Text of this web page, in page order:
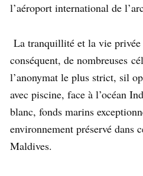
l’aéroport international de
La tranquillité et la vie privée
conséquent, de nombreuses
l’anonymat le plus strict, sil
avec piscine, face à l’océan
blanc, fonds marins
environnement préservé dans
Maldives.